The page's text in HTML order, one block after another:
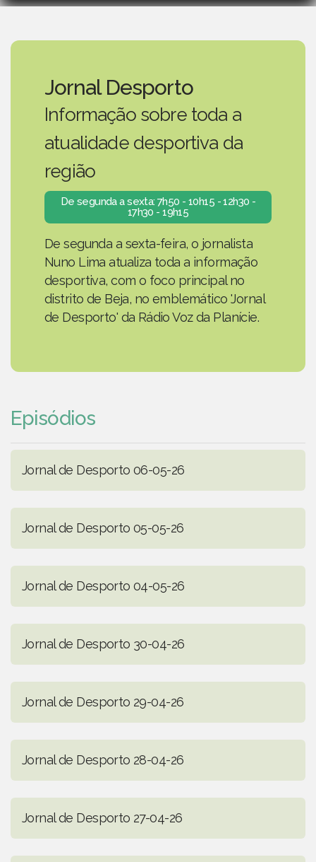
Jornal Desporto
Informação sobre toda a
atualidade desportiva da
região
De segunda a sexta: 7h50 - 10h15 - 12h30 -
17h30 - 19h15
De segunda a sexta-feira, o jornalista
Nuno Lima atualiza toda a informação
desportiva, com o foco principal no
distrito de Beja, no emblemático 'Jornal
de Desporto' da Rádio Voz da Planície.
Episódios
Jornal de Desporto 06-05-26
Jornal de Desporto 05-05-26
Jornal de Desporto 04-05-26
Jornal de Desporto 30-04-26
Jornal de Desporto 29-04-26
Jornal de Desporto 28-04-26
Jornal de Desporto 27-04-26